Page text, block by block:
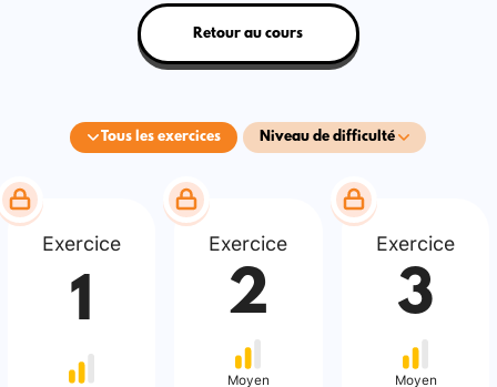
Tous les exercices Niveau de difficulté
Retour au cours
Exercice
1
Exercice
2
Moyen
Exercice
3
Moyen